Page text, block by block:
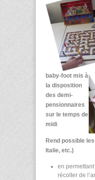
baby-foot mis à
la disposition
des demi-
pensionnaires
sur le temps de
midi
Rend possible
Italie, etc.)
en
récolter de